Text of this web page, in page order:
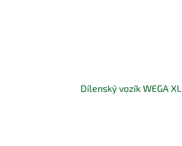
Dílenský vozík WEGA XL